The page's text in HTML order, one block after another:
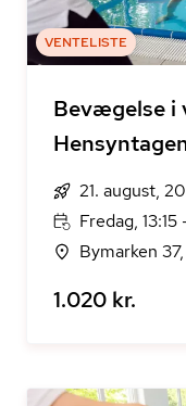
VENTELISTE
Bevægelse i
21. august,
Fredag,
Bymarken
1.020 kr.